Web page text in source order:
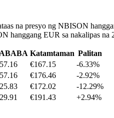
na presyo ng NBISON
hanggang EUR sa nakalipas na
Katamtaman Palitan
€167.15
-6.33%
€176.46
-2.92%
€172.02
-12.29%
€191.43 +2.94%